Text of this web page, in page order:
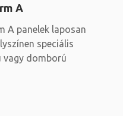
A
A panelek laposan
speciális
vagy domború